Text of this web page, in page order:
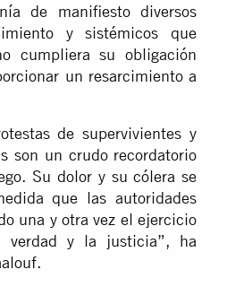
de manifiesto diversos
y sistémicos que
cumpliera su obligación
un resarcimiento a
de supervivientes y
son un crudo recordatorio
Su dolor y su cólera se
que las autoridades
una y otra vez el ejercicio
y la justicia”, ha